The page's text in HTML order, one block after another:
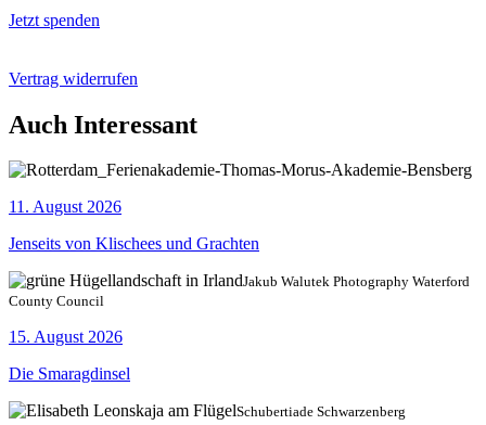
Jetzt spenden
Vertrag widerrufen
Auch Interessant
11. August 2026
Jenseits von Klischees und Grachten
Jakub Walutek Photography Waterford
County Council
15. August 2026
Die Smaragdinsel
Schubertiade Schwarzenberg